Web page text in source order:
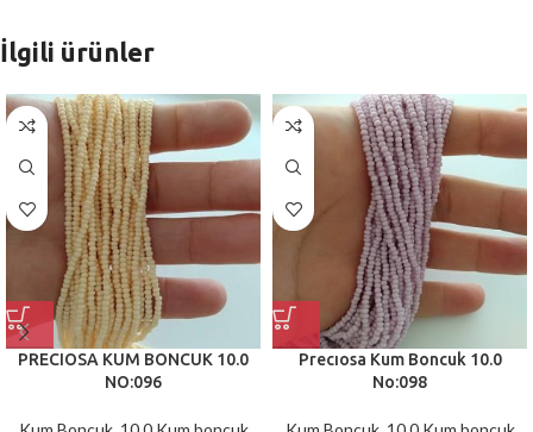
İlgili ürünler
PRECIOSA KUM BONCUK 10.0
NO:096
Precıosa Kum Boncuk 10.0
No:098